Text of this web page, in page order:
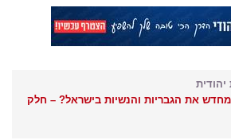
יהודית
את הגבריות והנשיות בישראל? – חלק